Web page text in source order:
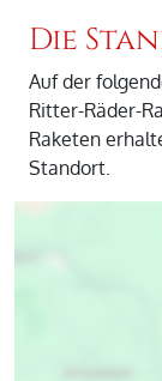
Die
Auf der
Ritter-Räder-
Raketen
Standort.